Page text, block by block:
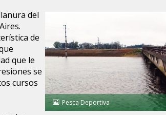
Pesca Deportiva
del
de
que le
se
cursos